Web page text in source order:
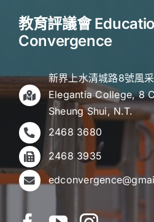
教育評議會
Convergence
新界上水清城路8號風
Elegantia College, 8
Sheung Shui, N.T.
2468 3680
2468 3935